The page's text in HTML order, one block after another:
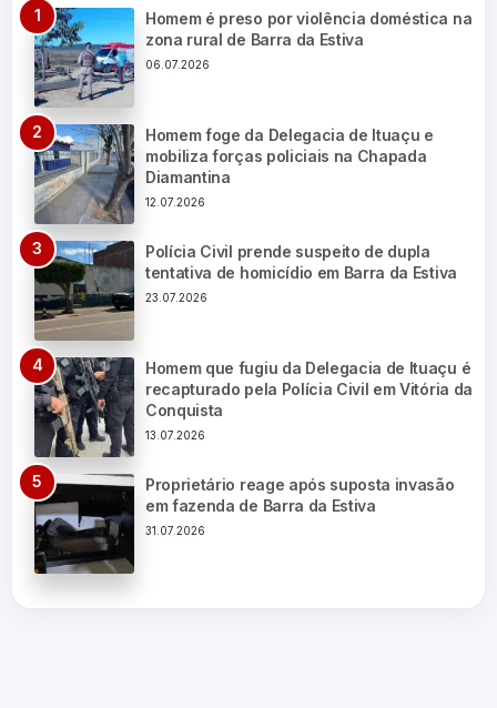
Homem é preso por violência doméstica na
zona rural de Barra da Estiva
06.07.2026
Homem foge da Delegacia de Ituaçu e
mobiliza forças policiais na Chapada
Diamantina
12.07.2026
Polícia Civil prende suspeito de dupla
tentativa de homicídio em Barra da Estiva
23.07.2026
Homem que fugiu da Delegacia de Ituaçu é
recapturado pela Polícia Civil em Vitória da
Conquista
13.07.2026
Proprietário reage após suposta invasão
em fazenda de Barra da Estiva
31.07.2026